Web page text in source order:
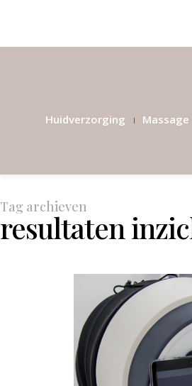
Huidverzorging
Tag archieven
resultaten